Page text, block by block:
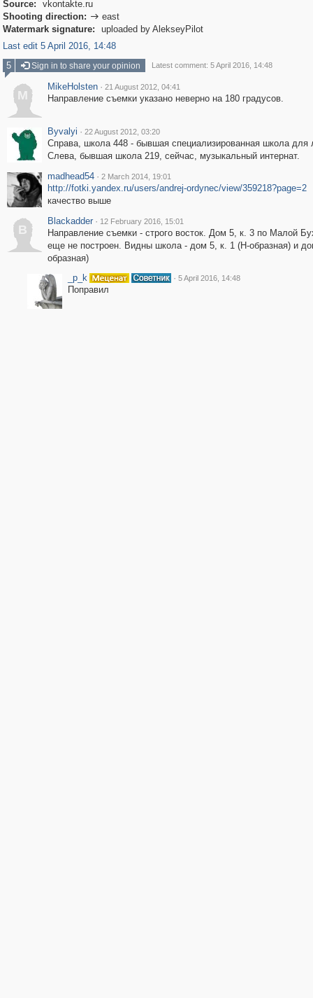
Source:
vkontakte.ru
Shooting direction:  east
Watermark signature:
uploaded by AlekseyPilot
Last edit 5 April 2016, 14:48
5
Sign in to share your opinion Latest comment: 5 April 2016, 14:48
M
MikeHolsten · 21 August 2012, 04:41
Направление съемки указано неверно на 180 градусов.
Byvalyi · 22 August 2012, 03:20
Справа, школа 448 - бывшая специализированная школа для
Слева, бывшая школа 219, сейчас, музыкальный интернат.
madhead54 · 2 March 2014, 19:01
http://fotki.yandex.ru/users/andrej-ordynec/view/359218?page=2
качество выше
B
Blackadder · 12 February 2016, 15:01
Направление съемки - строго восток. Дом 5, к. 3 по Малой
еще не построен. Видны школа - дом 5, к. 1 (Н-образная) и
образная)
_p_k
· 5 April 2016, 14:48
Поправил